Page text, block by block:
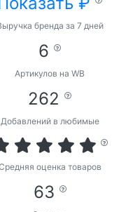
бренда за 7 дней
6
Артикулов на WB
262
Добавлений в любимые
оценка товаров
63